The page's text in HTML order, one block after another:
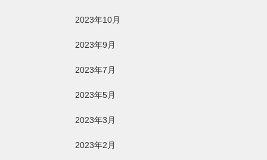
2023年10月
2023年9月
2023年7月
2023年5月
2023年3月
2023年2月